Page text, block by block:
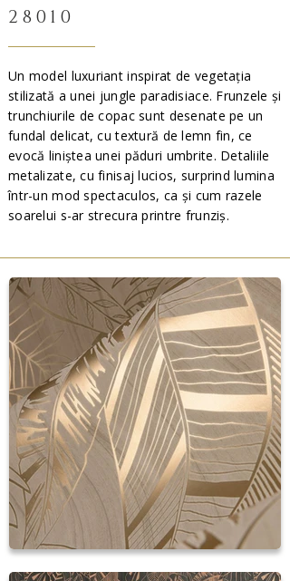
28010
Un model luxuriant inspirat de vegetația
stilizată a unei jungle paradisiace. Frunzele și
trunchiurile de copac sunt desenate pe un
fundal delicat, cu textură de lemn fin, ce
evocă liniștea unei păduri umbrite. Detaliile
metalizate, cu finisaj lucios, surprind lumina
într-un mod spectaculos, ca și cum razele
soarelui s-ar strecura printre frunziș.